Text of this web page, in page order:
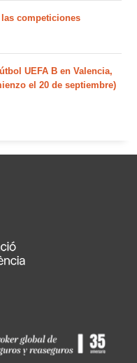
competiciones
UEFA B en Valencia,
el 20 de septiembre)